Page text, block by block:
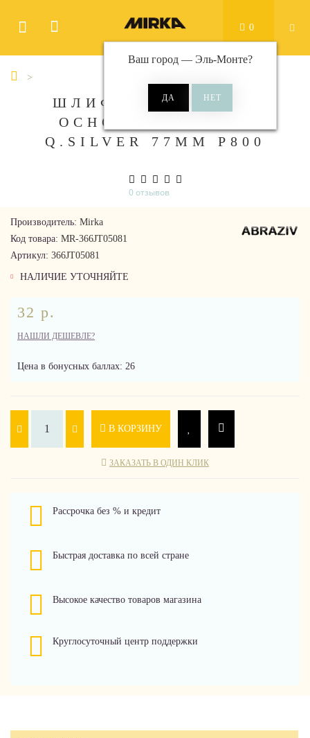
Ваш город — Эль-Монте?
0
ШЛИФ МАТ НА БУМ
ОСНОВЕ ЛИПУЧКА
Q.SILVER 77ММ P800
0 отзывов
Производитель: Mirka
Код товара: MR-366JT05081
Артикул: 366JT05081
НАЛИЧИЕ УТОЧНЯЙТЕ
32 р.
НАШЛИ ДЕШЕВЛЕ?
Цена в бонусных баллах: 26
В КОРЗИНУ
ЗАКАЗАТЬ В ОДИН КЛИК
Рассрочка без % и кредит
Быстрая доставка по всей стране
Высокое качество товаров магазина
Круглосуточный центр поддержки